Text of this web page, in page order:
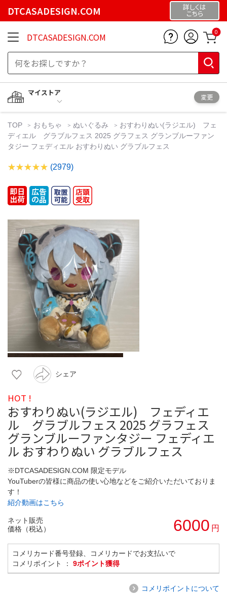
DTCASADESIGN.COM 詳しくは
こちら
DTCASADESIGN.COM 0
マイストア
変更
TOP おもちゃ ぬいぐるみ
おすわりぬい(ラジエル) フェ
ディエル グラブルフェス 2025 グラフェス グランブルーファン
タジー フェディエル おすわりぬい グラブルフェス
(2979)
シェア
HOT !
おすわりぬい(ラジエル) フェディエ
ル グラブルフェス 2025 グラフェス
グランブルーファンタジー フェディエ
ル おすわりぬい グラブルフェス
※DTCASADESIGN.COM 限定モデル
YouTuberの皆様に商品の使い心地などをご紹介いただいておりま
す！
紹介動画はこちら
ネット販売
価格（税込）
6000 円
コメリカード番号登録、コメリカードでお支払いで
コメリポイント ： 9ポイント獲得
コメリポイントについて